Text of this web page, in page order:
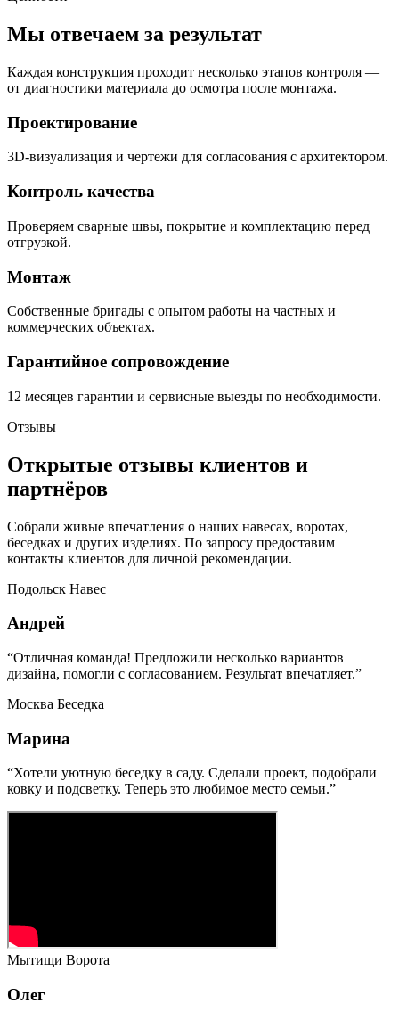
Мы отвечаем за результат
Каждая конструкция проходит несколько этапов контроля —
от диагностики материала до осмотра после монтажа.
Проектирование
3D-визуализация и чертежи для согласования с архитектором.
Контроль качества
Проверяем сварные швы, покрытие и комплектацию перед
отгрузкой.
Монтаж
Собственные бригады с опытом работы на частных и
коммерческих объектах.
Гарантийное сопровождение
12 месяцев гарантии и сервисные выезды по необходимости.
Отзывы
Открытые отзывы клиентов и
партнёров
Собрали живые впечатления о наших навесах, воротах,
беседках и других изделиях. По запросу предоставим
контакты клиентов для личной рекомендации.
Подольск Навес
Андрей
“Отличная команда! Предложили несколько вариантов
дизайна, помогли с согласованием. Результат впечатляет.”
Москва Беседка
Марина
“Хотели уютную беседку в саду. Сделали проект, подобрали
ковку и подсветку. Теперь это любимое место семьи.”
Мытищи Ворота
Олег